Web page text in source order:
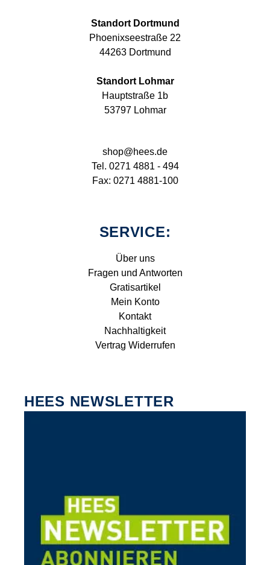
Standort Dortmund
Phoenixseestraße 22
44263 Dortmund
Standort Lohmar
Hauptstraße 1b
53797 Lohmar
shop@hees.de
Tel. 0271 4881 - 494
Fax: 0271 4881-100
SERVICE:
Über uns
Fragen und Antworten
Gratisartikel
Mein Konto
Kontakt
Nachhaltigkeit
Vertrag Widerrufen
HEES NEWSLETTER